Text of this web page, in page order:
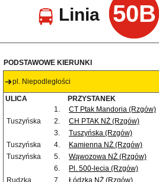
Linia 50B
PODSTAWOWE KIERUNKI
pl. Niepodległości
ULICA PRZYSTANEK
1.
CT Ptak Mandoria (Rzgów)
Tuszyńska
2. CH PTAK NŻ (Rzgów)
3.
Tuszyńska (Rzgów)
Tuszyńska
4. Kamienna NŻ (Rzgów)
Tuszyńska
5. Wąwozowa NŻ (Rzgów)
6.
Pl. 500-lecia (Rzgów)
Rudzka
7. Łódzka NŻ (Rzgów)